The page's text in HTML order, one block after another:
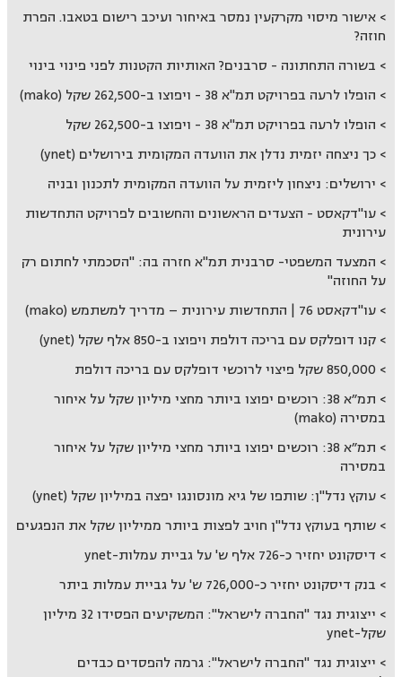
אישור מיסוי מקרקעין נמסר באיחור ועיכב רישום בטאבו. הפרת
חוזה?
בשורה התחתונה - סרבנים? האותיות הקטנות לפני פינוי בינוי
הופלו לרעה בפרויקט תמ"א 38 - ויפוצו ב-262,500 שקל (mako)
הופלו לרעה בפרויקט תמ"א 38 - ויפוצו ב-262,500 שקל
כך ניצחה יזמית נדלן את הוועדה המקומית בירושלים (ynet)
ירושלים: ניצחון ליזמית על הוועדה המקומית לתכנון ובניה
עו"דקאסט - הצעדים הראשונים והחשובים לפרויקט התחדשות
עירונית
המצעד המשפטי- סרבנית תמ"א חזרה בה: "הסכמתי לחתום רק
על החוזה"
עו"דקאסט 76 | התחדשות עירונית – מדריך למשתמש (mako)
קנו דופלקס עם בריכה דולפת ויפוצו ב-850 אלף שקל (ynet)
850,000 שקל פיצוי לרוכשי דופלקס עם בריכה דולפת
תמ״א 38: רוכשים יפוצו ביותר מחצי מיליון שקל על איחור
במסירה (mako)
תמ״א 38: רוכשים יפוצו ביותר מחצי מיליון שקל על איחור
במסירה
עוקץ נדל"ן: שותפו של גיא מונסונגו יפצה במיליון שקל (ynet)
שותף בעוקץ נדל"ן חויב לפצות ביותר ממיליון שקל את הנפגעים
דיסקונט יחזיר כ-726 אלף ש' על גביית עמלות-ynet
בנק דיסקונט יחזיר כ-726,000 ש' על גביית עמלות ביתר
ייצוגית נגד "החברה לישראל": המשקיעים הפסידו 32 מיליון
שקל-ynet
ייצוגית נגד "החברה לישראל": גרמה להפסדים כבדים